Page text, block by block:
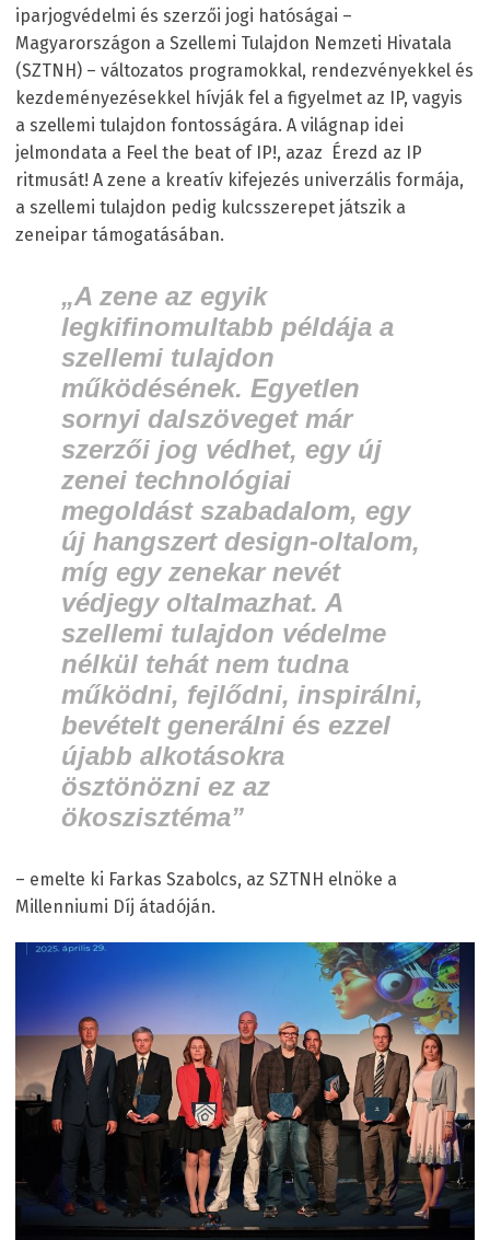
iparjogvédelmi és szerzői jogi hatóságai –
Magyarországon a Szellemi Tulajdon Nemzeti Hivatala
(SZTNH) – változatos programokkal, rendezvényekkel és
kezdeményezésekkel hívják fel a figyelmet az IP, vagyis
a szellemi tulajdon fontosságára. A világnap idei
jelmondata a Feel the beat of IP!, azaz Érezd az IP
ritmusát! A zene a kreatív kifejezés univerzális formája,
a szellemi tulajdon pedig kulcsszerepet játszik a
zeneipar támogatásában.
„A zene az egyik
legkifinomultabb példája a
szellemi tulajdon
működésének. Egyetlen
sornyi dalszöveget már
szerzői jog védhet, egy új
zenei technológiai
megoldást szabadalom, egy
új hangszert design-oltalom,
míg egy zenekar nevét
védjegy oltalmazhat. A
szellemi tulajdon védelme
nélkül tehát nem tudna
működni, fejlődni, inspirálni,
bevételt generálni és ezzel
újabb alkotásokra
ösztönözni ez az
ökoszisztéma”
– emelte ki Farkas Szabolcs, az SZTNH elnöke a
Millenniumi Díj átadóján.